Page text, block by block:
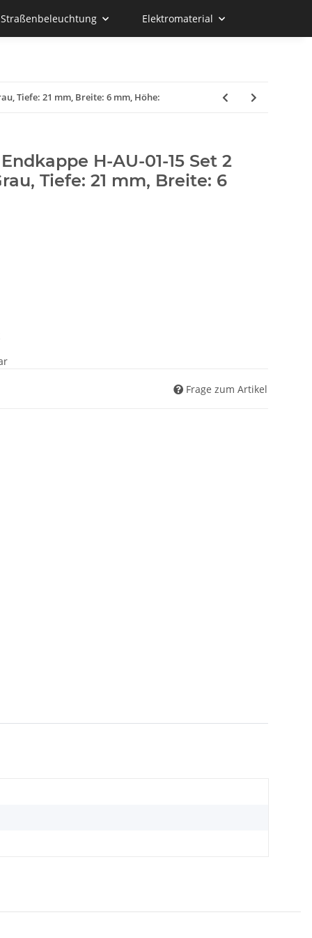
Elektromaterial
Tiefe: 21 mm, Breite: 6 mm, Höhe:
H-AU-01-15 Set 2
Tiefe: 21 mm, Breite: 6
Frage zum Artikel